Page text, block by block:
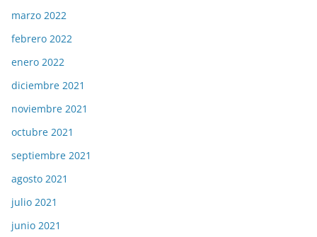
marzo 2022
febrero 2022
enero 2022
diciembre 2021
noviembre 2021
octubre 2021
septiembre 2021
agosto 2021
julio 2021
junio 2021